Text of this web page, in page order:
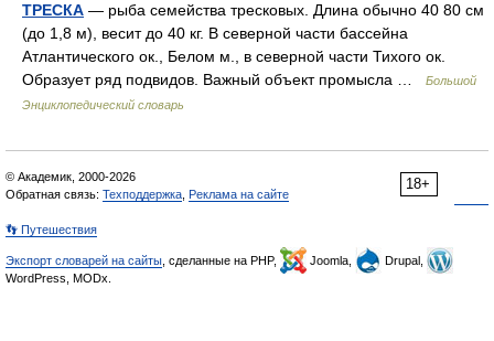
ТРЕСКА — рыба семейства тресковых. Длина обычно 40 80 см
(до 1,8 м), весит до 40 кг. В северной части бассейна
Атлантического ок., Белом м., в северной части Тихого ок.
Образует ряд подвидов. Важный объект промысла …
Большой
Энциклопедический словарь
18+
© Академик, 2000-2026
Обратная связь: Техподдержка Реклама на сайте
👣 Путешествия
Экспорт словарей на сайты , сделанные на PHP, Joomla,
Drupal,
WordPress, MODx.